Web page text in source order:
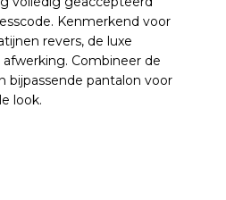
Kenmerkend voor
revers, de luxe
Combineer de
bijpassende pantalon voor
look.